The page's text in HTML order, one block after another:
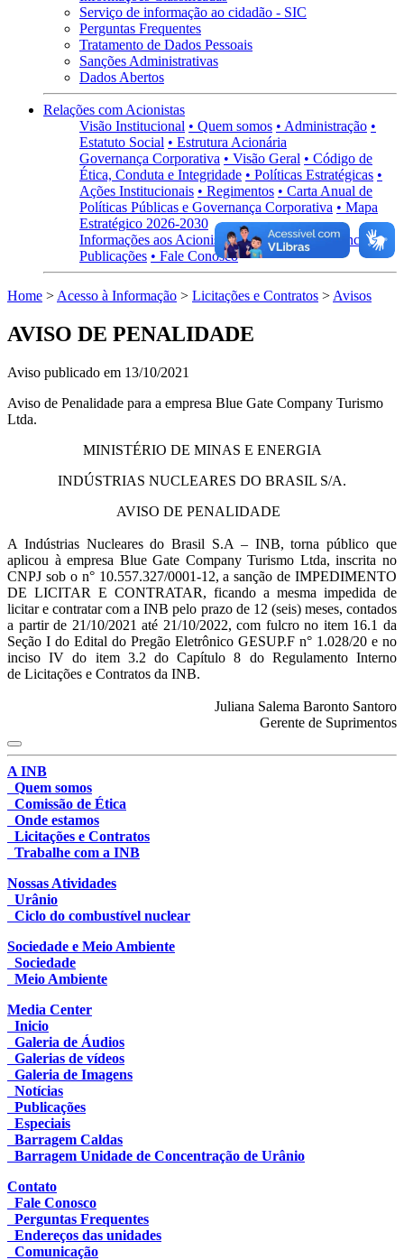
Serviço de informação ao cidadão - SIC
Perguntas Frequentes
Tratamento de Dados Pessoais
Sanções Administrativas
Dados Abertos
Relações com Acionistas
Visão Institucional • Quem somos • Administração •
Estatuto Social • Estrutura Acionária
Governança Corporativa • Visão Geral • Código de
Ética, Conduta e Integridade • Políticas Estratégicas •
Ações Institucionais • Regimentos • Carta Anual de
Políticas Públicas e Governança Corporativa • Mapa
Estratégico 2026-2030
Informações aos Acionistas • Informações Financeiras
Publicações • Fale Conosco
Home > Acesso à Informação > Licitações e Contratos > Avisos
AVISO DE PENALIDADE
Aviso publicado em 13/10/2021
Aviso de Penalidade para a empresa Blue Gate Company Turismo
Ltda.
MINISTÉRIO DE MINAS E ENERGIA
INDÚSTRIAS NUCLEARES DO BRASIL S/A.
AVISO DE PENALIDADE
A Indústrias Nucleares do Brasil S.A – INB, torna público que
aplicou à empresa Blue Gate Company Turismo Ltda, inscrita no
CNPJ sob o n° 10.557.327/0001-12, a sanção de IMPEDIMENTO
DE LICITAR E CONTRATAR, ficando a mesma impedida de
licitar e contratar com a INB pelo prazo de 12 (seis) meses, contados
a partir de 21/10/2021 até 21/10/2022, com fulcro no item 16.1 da
Seção I do Edital do Pregão Eletrônico GESUP.F n° 1.028/20 e no
inciso IV do item 3.2 do Capítulo 8 do Regulamento Interno
de Licitações e Contratos da INB.
Juliana Salema Baronto Santoro
Gerente de Suprimentos
A INB
Quem somos
Comissão de Ética
Onde estamos
Licitações e Contratos
Trabalhe com a INB
Nossas Atividades
Urânio
Ciclo do combustível nuclear
Sociedade e Meio Ambiente
Sociedade
Meio Ambiente
Media Center
Inicio
Galeria de Áudios
Galerias de vídeos
Galeria de Imagens
Notícias
Publicações
Especiais
Barragem Caldas
Barragem Unidade de Concentração de Urânio
Contato
Fale Conosco
Perguntas Frequentes
Endereços das unidades
Comunicação